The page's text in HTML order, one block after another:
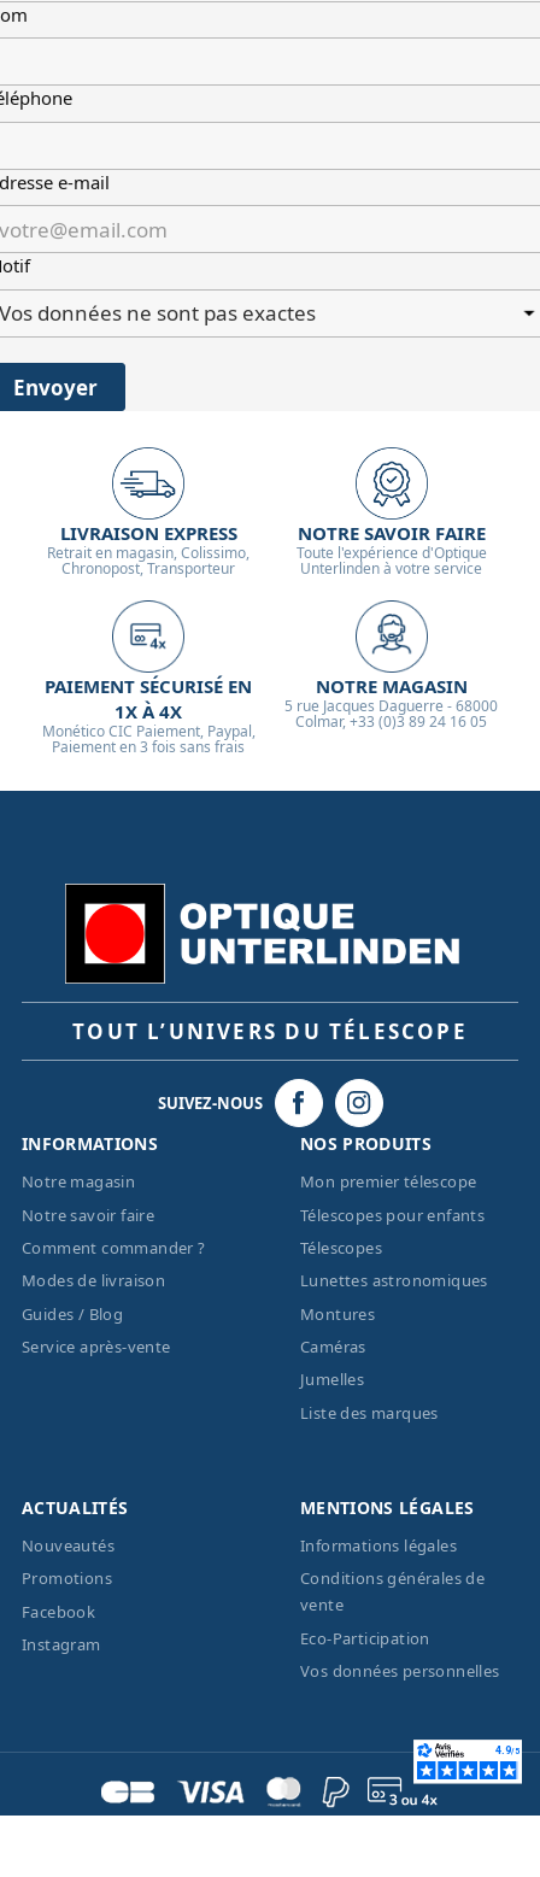
e-mail
Envoyer
LIVRAISON EXPRESS
Retrait en magasin, Colissimo,
Chronopost, Transporteur
NOTRE SAVOIR FAIRE
Toute l'expérience d'Optique
Unterlinden à votre service
PAIEMENT SÉCURISÉ EN
1X À 4X
Monético CIC Paiement, Paypal,
Paiement en 3 fois sans frais
NOTRE MAGASIN
5 rue Jacques Daguerre - 68000
Colmar, +33 (0)3 89 24 16 05
TOUT L’UNIVERS DU TÉLESCOPE
SUIVEZ-NOUS
INFORMATIONS
Notre magasin
Notre savoir faire
Comment commander ?
Modes de livraison
Guides / Blog
Service après-vente
NOS PRODUITS
Mon premier télescope
Télescopes pour enfants
Télescopes
Lunettes astronomiques
Montures
Caméras
Jumelles
Liste des marques
ACTUALITÉS
Nouveautés
Promotions
Facebook
Instagram
MENTIONS LÉGALES
Informations légales
Conditions générales de
vente
Eco-Participation
Vos données personnelles